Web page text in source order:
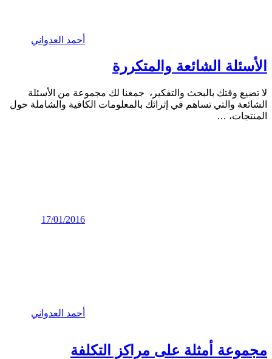
أحمد العدواني
الأسئلة الشائعة والمتكررة
لا تضيع وقتك بالبحث والتفكير، جمعنا لك مجموعة من الأسئلة
الشائعة والتي تساهم في إثرائك بالمعلومات الكافية والشاملة حول
المنتجات، …
17/01/2016
أحمد العدواني
مجموعة أمثلة على مراكز التكلفة